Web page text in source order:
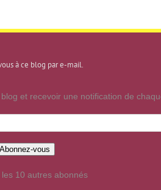
à ce blog par e-mail.
et recevoir une notification de
Abonnez-vous
les 10 autres abonnés